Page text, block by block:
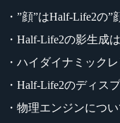
・”顔”はHalf-Life2の”
・Half-Life2の影生成
・ハイダイナミック
・Half-Life2のディス
・物理エンジンについ